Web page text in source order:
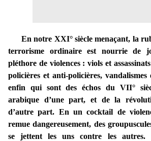
En notre XXI° siècle menaçant, la
terrorisme ordinaire est nourrie de
pléthore de violences : viols et
policières et anti-policières,
enfin qui sont des échos du VII°
arabique d’une part, et de la
d’autre part. En un cocktail de
remue dangereusement, des
se jettent les uns contre les